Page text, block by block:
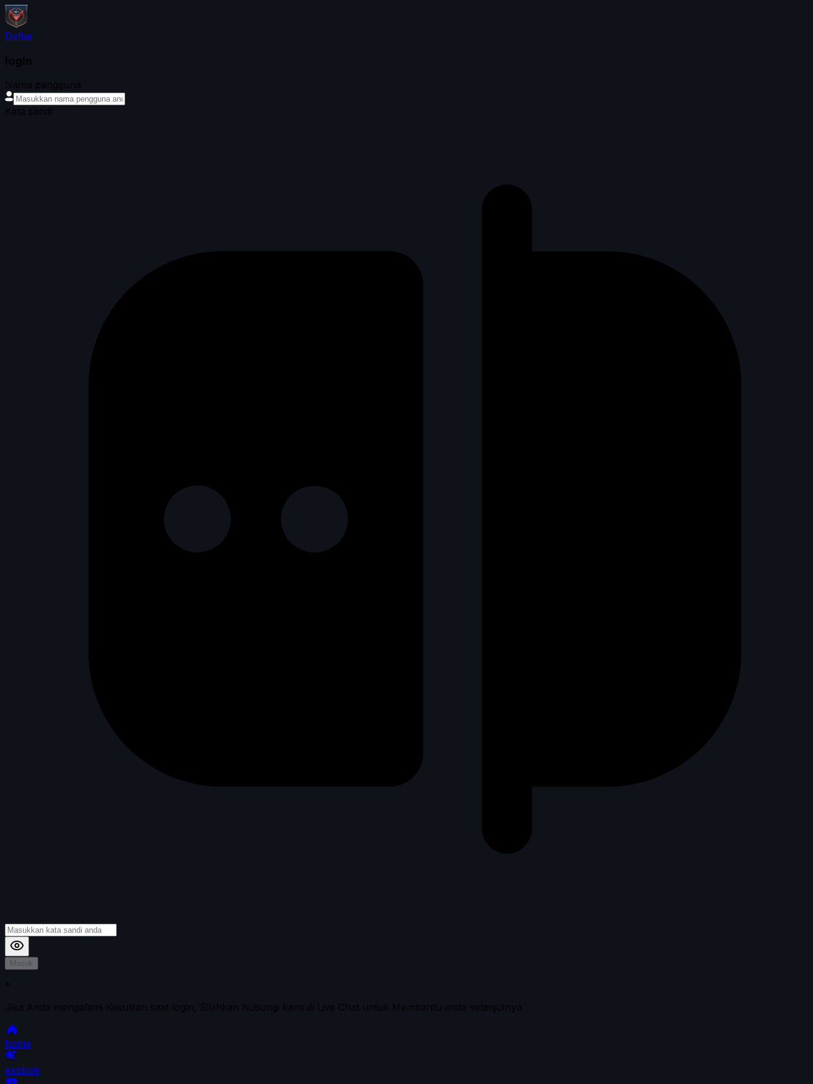
Daftar
login
Nama pengguna
Kata sandi
Masuk
*
Jika Anda mengalami Kesulitan saat login, Silahkan hubungi kami di Live Chat untuk Membantu anda selanjutnya
home
explore